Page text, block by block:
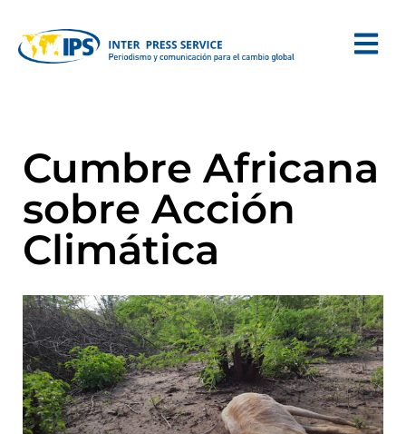
Cumbre Africana
sobre Acción
Climática